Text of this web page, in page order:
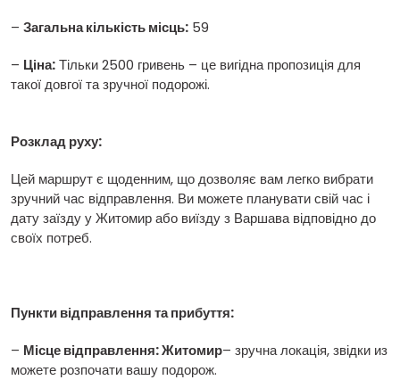
– Загальна кількість місць: 59
– Ціна:Тільки 2500 гривень – це вигідна пропозиція для
такої довгої та зручної подорожі.
Розклад руху:
Цей маршрут є щоденним, що дозволяє вам легко вибрати
зручний час відправлення. Ви можете планувати свій час і
дату заїзду у Житомир або виїзду з Варшава відповідно до
своїх потреб.
Пункти відправлення та прибуття:
– Місце відправлення: Житомир– зручна локація, звідки из
можете розпочати вашу подорож.